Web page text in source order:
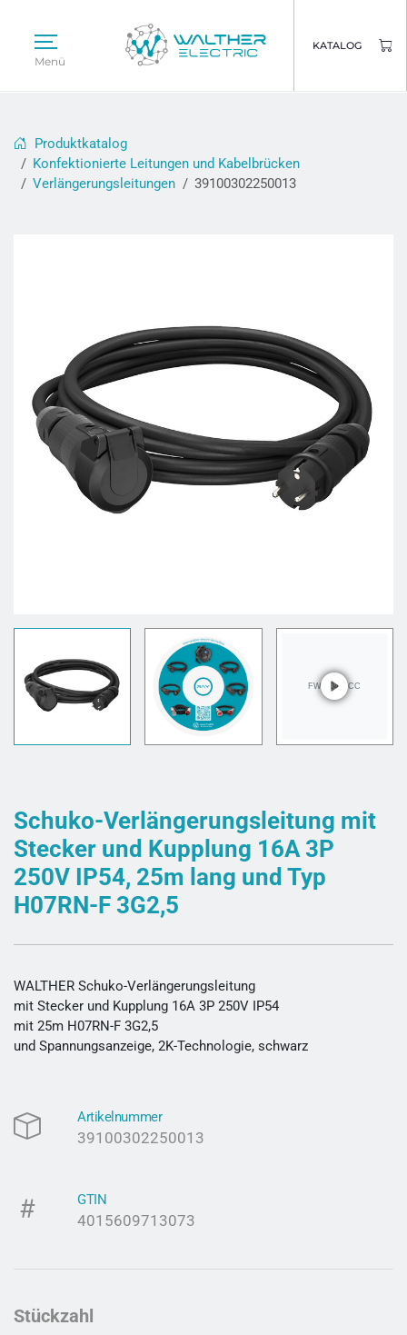
Menü
KATALOG
Produktkatalog
Konfektionierte Leitungen und Kabelbrücken
Verlängerungsleitungen
39100302250013
Schuko-Verlängerungsleitung mit
Stecker und Kupplung 16A 3P
250V IP54, 25m lang und Typ
H07RN-F 3G2,5
WALTHER Schuko-Verlängerungsleitung
mit Stecker und Kupplung 16A 3P 250V IP54
mit 25m H07RN-F 3G2,5
und Spannungsanzeige, 2K-Technologie, schwarz
Artikelnummer
39100302250013
GTIN
4015609713073
Stückzahl